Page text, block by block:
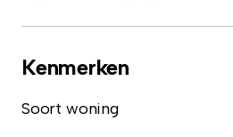
Kenmerken
Soort woning